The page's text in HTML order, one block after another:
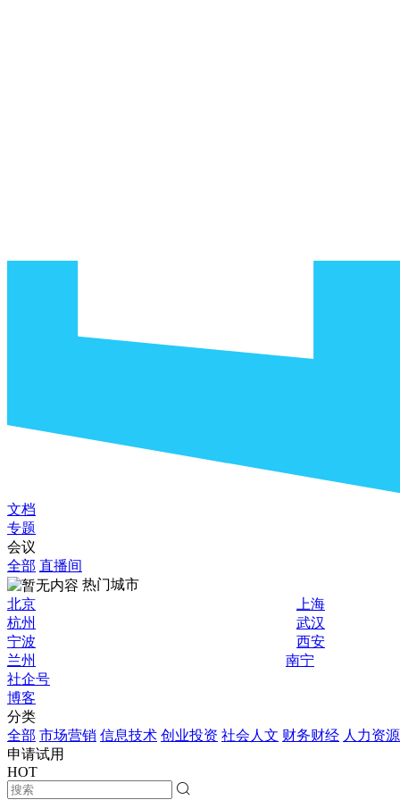
文档
专题
会议
全部 直播间
热门城市
北京
上海
杭州
武汉
宁波
西安
兰州
南宁
社企号
博客
分类
全部 市场营销 信息技术 创业投资 社会人文 财务财经 人力资源
申请试用
HOT